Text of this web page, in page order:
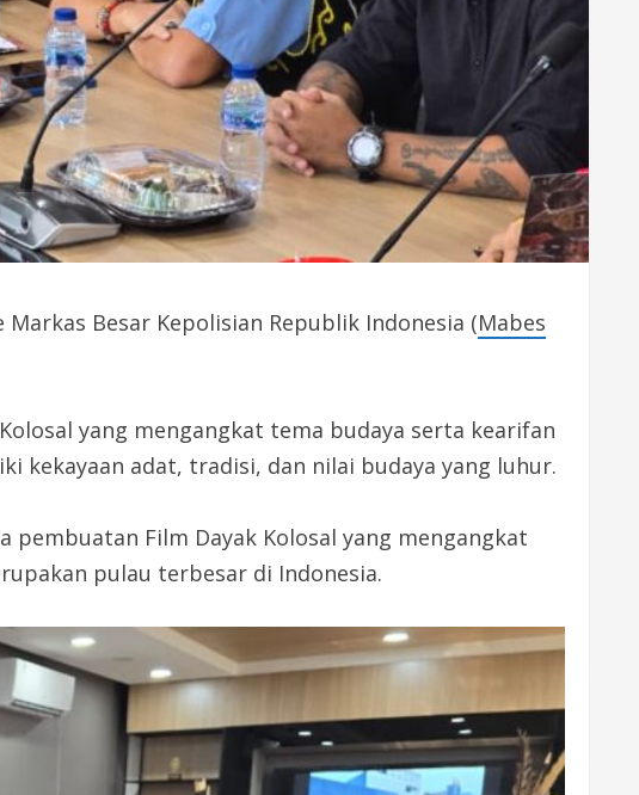
Besar Kepolisian Republik Indonesia (Mabes
yang mengangkat tema budaya serta kearifan
kekayaan adat, tradisi, dan nilai budaya yang luhur.
Film Dayak Kolosal yang mengangkat
pulau terbesar di Indonesia.